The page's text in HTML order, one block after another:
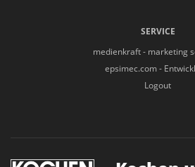
SERVICE
medienkraft - marketing
epsimec.com -
Logout